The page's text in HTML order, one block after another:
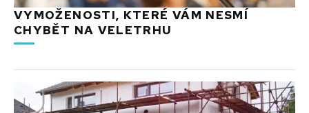
VYMOŽENOSTI, KTERÉ VÁM NESMÍ
CHYBĚT NA VELETRHU